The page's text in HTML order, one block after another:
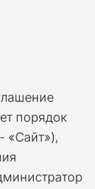
порядок
«Сайт»),